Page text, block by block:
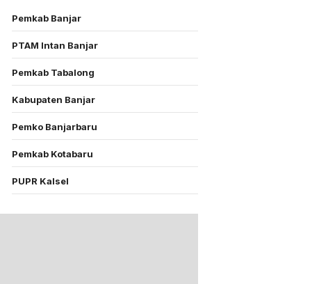
Pemkab Banjar
PTAM Intan Banjar
Pemkab Tabalong
Kabupaten Banjar
Pemko Banjarbaru
Pemkab Kotabaru
PUPR Kalsel